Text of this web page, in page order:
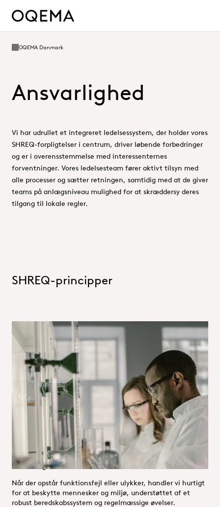
OQEMA Danmark
Ansvarlighed
Vi har udrullet et integreret ledelsessystem, der holder vores
SHREQ-forpligtelser i centrum, driver løbende forbedringer
og er i overensstemmelse med interessenternes
forventninger. Vores ledelsesteam fører aktivt tilsyn med
alle processer og sætter retningen, samtidig med at de giver
teams på anlægsniveau mulighed for at skræddersy deres
tilgang til lokale regler.
SHREQ-principper
Sikkerhed
Vi opretholder de højeste sikkerhedsstandarder med
konsekvente proces- og anlægssikkerhedsforanstaltninger,
der overvåges nøje for at sikre overholdelse og effektivitet.
Arbejdsmiljø- og sikkerhedsrisici gennemgås konstant, og
der tages proaktive skridt til at minimere farer - især på
kritiske steder, hvor mennesker og teknologi interagerer.
Vores ulykkesfrekvens (LTIR) fungerer som et vigtigt
benchmark med årlige mål, der driver løbende forbedringer,
og tekniske ledere, der fører tilsyn med sikkerhedstjek af
alle anlægsmodifikationer.
Når der opstår funktionsfejl eller ulykker, handler vi hurtigt
for at beskytte mennesker og miljø, understøttet af et
robust beredskabssystem og regelmæssige øvelser.